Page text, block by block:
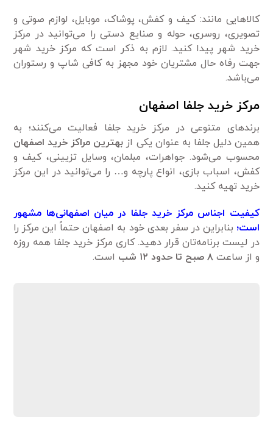
کالاهایی مانند: کیف و کفش، پوشاک، موبایل، لوازم صوتی و
تصویری، روسری، حوله و صنایع دستی را می‌توانید در مرکز
خرید شهر پیدا کنید. لازم به ذکر است که مرکز خرید شهر
جهت رفاه حال مشتریان خود مجهز به کافی شاپ و رستوران
می‌باشد.
مرکز خرید جلفا اصفهان
برندهای متنوعی در مرکز خرید جلفا فعالیت می‌کنند؛ به
همین دلیل جلفا به عنوان یکی از بهترین مراکز خرید اصفهان
محسوب می‌شود. جواهرات، مبلمان، وسایل تزیینی، کیف و
کفش، اسباب بازی، انواع پارچه و… را می‌توانید در این مرکز
خرید تهیه کنید.
کیفیت اجناس مرکز خرید جلفا در میان اصفهانی‌ها مشهور
است؛ بنابراین در سفر بعدی خود به اصفهان حتماً این مرکز را
در لیست برنامه‌تان قرار دهید. کاری مرکز خرید جلفا همه روزه
و از ساعت۸ صبح تا حدود ۱۲ شب است.